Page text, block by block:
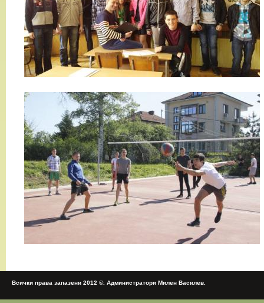
Всички права запазени 2012 ©. Администратори Милен Василев.